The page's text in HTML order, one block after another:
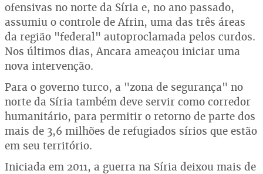
ofensivas no norte da Síria e, no ano passado,
assumiu o controle de Afrin, uma das três áreas
da região "federal" autoproclamada pelos curdos.
Nos últimos dias, Ancara ameaçou iniciar uma
nova intervenção.
Para o governo turco, a "zona de segurança" no
norte da Síria também deve servir como corredor
humanitário, para permitir o retorno de parte dos
mais de 3,6 milhões de refugiados sírios que estão
em seu território.
Iniciada em 2011, a guerra na Síria deixou mais de